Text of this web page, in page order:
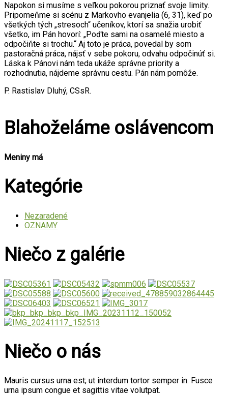
Napokon si musíme s veľkou pokorou priznať svoje limity.
Pripomeňme si scénu z Markovho evanjelia (6, 31), keď po
všetkých tých „stresoch“ učeníkov, ktorí sa snažia urobiť
všetko, im Pán hovorí: „Poďte sami na osamelé miesto a
odpočiňte si trochu.“ Aj toto je práca, povedal by som
pastoračná práca, nájsť v sebe pokoru, odvahu odpočinúť si.
Láska k Pánovi nám teda ukáže správne priority a
rozhodnutia, nájdeme správnu cestu. Pán nám pomôže.
P. Rastislav Dluhý, CSsR.
Blahoželáme oslávencom
Meniny má
Kategórie
Nezaradené
OZNAMY
Niečo z galérie
Niečo o nás
Mauris cursus urna est; ut interdum tortor semper in. Fusce
urna ipsum congue et sagittis vitae volutpat.